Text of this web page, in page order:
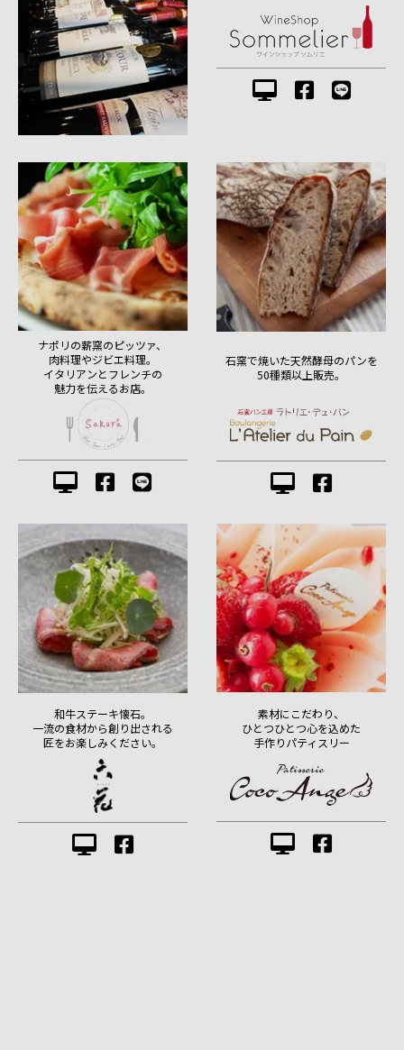
ナポリの薪窯のピッツァ、
肉料理やジビエ料理。
イタリアンとフレンチの
魅力を伝えるお店。
石窯で焼いた天然酵母のパンを
50種類以上販売。
和牛ステーキ懐石。
一流の食材から創り出される
匠をお楽しみください。
素材にこだわり、
ひとつひとつ心を込めた
手作りパティスリー